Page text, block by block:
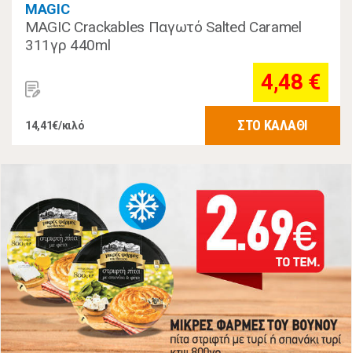
MAGIC
MAGIC Crackables Παγωτό Salted Caramel
311γρ 440ml
4,48 €
14,41€/κιλό ΣΤΟ ΚΑΛΑΘΙ